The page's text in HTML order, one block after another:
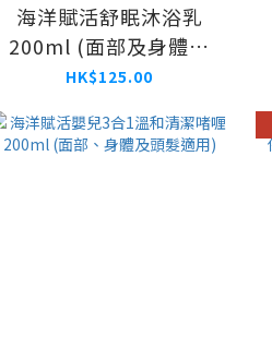
海洋賦活舒眠沐浴乳
200ml (面部及身體適
用)
HK$125.00